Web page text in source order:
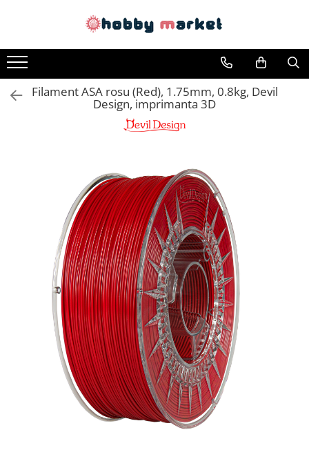
PET-G
Piese si componente imprimante
3D si CNC
Piese electrice si electronice
Piese mecanice
Pat printare
Cap printare
Extrudere si accesorii
Filament ASA rosu (Red), 1.75mm, 0.8kg, Devil
Design, imprimanta 3D